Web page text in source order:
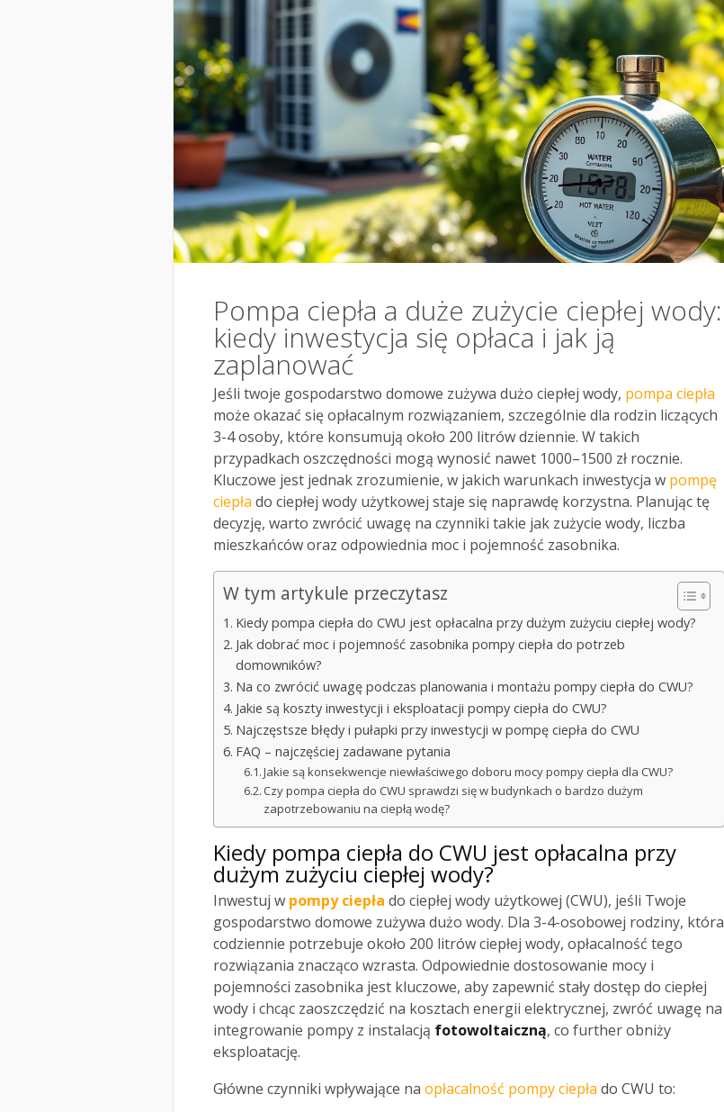
Pompa ciepła a duże zużycie ciepłej wody:
kiedy inwestycja się opłaca i jak ją
zaplanować
Jeśli twoje gospodarstwo domowe zużywa dużo ciepłej wody, pompa ciepła
może okazać się opłacalnym rozwiązaniem, szczególnie dla rodzin liczących
3-4 osoby, które konsumują około 200 litrów dziennie. W takich
przypadkach oszczędności mogą wynosić nawet 1000–1500 zł rocznie.
Kluczowe jest jednak zrozumienie, w jakich warunkach inwestycja w pompę
ciepła do ciepłej wody użytkowej staje się naprawdę korzystna. Planując tę
decyzję, warto zwrócić uwagę na czynniki takie jak zużycie wody, liczba
mieszkańców oraz odpowiednia moc i pojemność zasobnika.
W tym artykule przeczytasz
Kiedy pompa ciepła do CWU jest opłacalna przy dużym zużyciu ciepłej wody?
Jak dobrać moc i pojemność zasobnika pompy ciepła do potrzeb
domowników?
Na co zwrócić uwagę podczas planowania i montażu pompy ciepła do CWU?
Jakie są koszty inwestycji i eksploatacji pompy ciepła do CWU?
Najczęstsze błędy i pułapki przy inwestycji w pompę ciepła do CWU
FAQ – najczęściej zadawane pytania
Jakie są konsekwencje niewłaściwego doboru mocy pompy ciepła dla CWU?
Czy pompa ciepła do CWU sprawdzi się w budynkach o bardzo dużym
zapotrzebowaniu na ciepłą wodę?
Kiedy pompa ciepła do CWU jest opłacalna przy
dużym zużyciu ciepłej wody?
Inwestuj w pompy ciepła do ciepłej wody użytkowej (CWU), jeśli Twoje
gospodarstwo domowe zużywa dużo wody. Dla 3-4-osobowej rodziny, która
codziennie potrzebuje około 200 litrów ciepłej wody, opłacalność tego
rozwiązania znacząco wzrasta. Odpowiednie dostosowanie mocy i
pojemności zasobnika jest kluczowe, aby zapewnić stały dostęp do ciepłej
wody i chcąc zaoszczędzić na kosztach energii elektrycznej, zwróć uwagę na
integrowanie pompy z instalacją fotowoltaiczną, co further obniży
eksploatację.
Główne czynniki wpływające na opłacalność pompy ciepła do CWU to: